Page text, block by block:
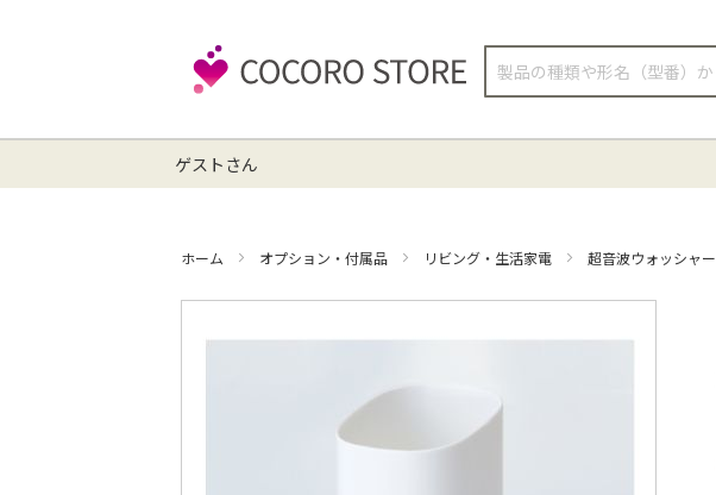
検
ゲストさん
ホーム オプション・付属品 リビング・生活家電 超音波ウォッシャー